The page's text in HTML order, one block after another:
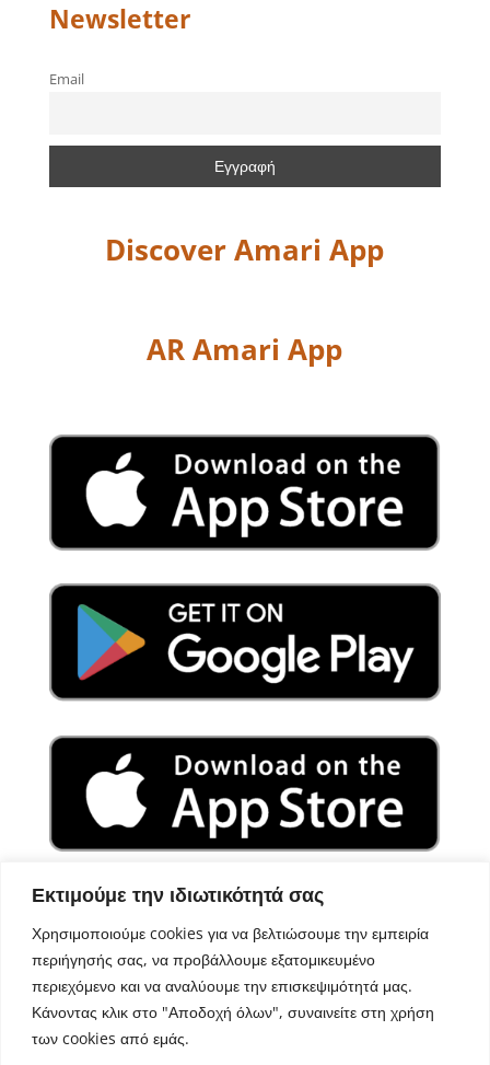
Εκτιμούμε την ιδιωτικότητά σας
Χρησιμοποιούμε cookies για να βελτιώσουμε την εμπειρία
περιήγησής σας, να προβάλλουμε εξατομικευμένο
περιεχόμενο και να αναλύουμε την επισκεψιμότητά μας.
Κάνοντας κλικ στο "Αποδοχή όλων", συναινείτε στη χρήση
των cookies από εμάς.
Newsletter
Email
Discover Amari App
AR Amari App